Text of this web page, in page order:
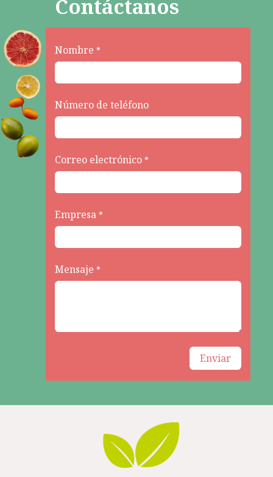
Contáctanos
Nombre *
Número de teléfono
Correo electrónico*
Empresa *
Mensaje *
Enviar